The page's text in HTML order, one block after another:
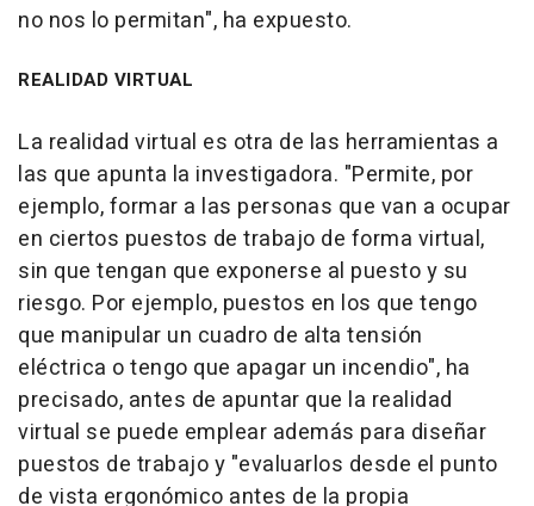
no nos lo permitan", ha expuesto.
REALIDAD VIRTUAL
La realidad virtual es otra de las herramientas a
las que apunta la investigadora. "Permite, por
ejemplo, formar a las personas que van a ocupar
en ciertos puestos de trabajo de forma virtual,
sin que tengan que exponerse al puesto y su
riesgo. Por ejemplo, puestos en los que tengo
que manipular un cuadro de alta tensión
eléctrica o tengo que apagar un incendio", ha
precisado, antes de apuntar que la realidad
virtual se puede emplear además para diseñar
puestos de trabajo y "evaluarlos desde el punto
de vista ergonómico antes de la propia